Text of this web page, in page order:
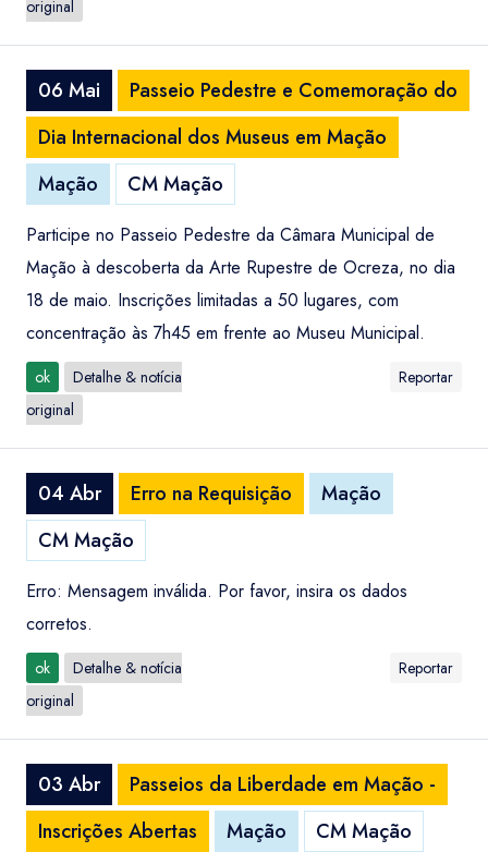
original
06 Mai
Passeio Pedestre e Comemoração do
Dia Internacional dos Museus em Mação
Mação
CM Mação
Participe no Passeio Pedestre da Câmara Municipal de
Mação à descoberta da Arte Rupestre de Ocreza, no dia
18 de maio. Inscrições limitadas a 50 lugares, com
concentração às 7h45 em frente ao Museu Municipal.
ok
Detalhe & notícia
original
Reportar
04 Abr Erro na Requisição
Mação
CM Mação
Erro: Mensagem inválida. Por favor, insira os dados
corretos.
ok
Detalhe & notícia
original
Reportar
03 Abr
Passeios da Liberdade em Mação -
Inscrições Abertas
Mação CM Mação